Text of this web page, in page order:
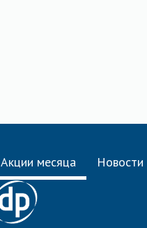
Акции месяца Новости